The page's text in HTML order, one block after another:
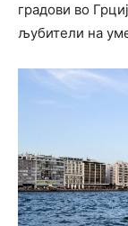
градови во
љубители на